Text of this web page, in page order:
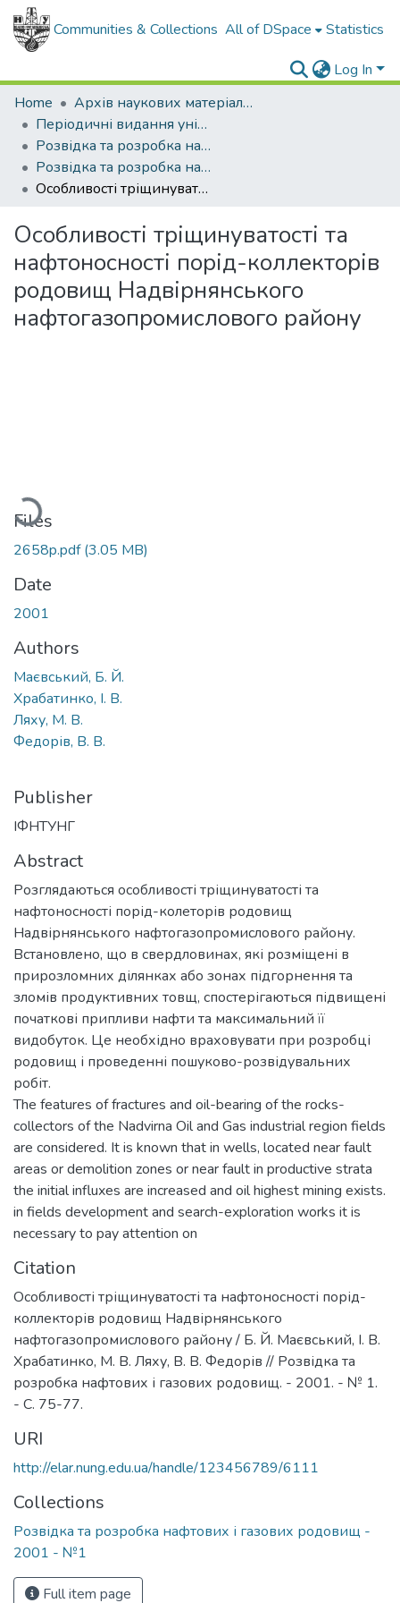
Communities & Collections All of DSpace Statistics
Log In
Home
Архів наукових матеріалів
Періодичні видання університету
Розвідка та розробка нафтових і газових родовищ
Розвідка та розробка нафтових і газових родовищ - 2001 - №1
Особливості тріщинуватості та нафтоносності порід-коллекторів родовищ Надвірнянського нафтогазопромислового району
Особливості тріщинуватості та
нафтоносності порід-коллекторів
родовищ Надвірнянського
нафтогазопромислового району
Loading...
Files
2658p.pdf(3.05 MB)
Date
2001
Authors
Маєвський, Б. Й.
Храбатинко, І. В.
Ляху, М. В.
Федорів, В. В.
Publisher
ІФНТУНГ
Abstract
Розглядаються особливості тріщинуватості та
нафтоносності порід-колеторів родовищ
Надвірнянського нафтогазопромислового району.
Встановлено, що в свердловинах, які розміщені в
прирозломних ділянках або зонах підгорнення та
зломів продуктивних товщ, спостерігаються підвищені
початкові припливи нафти та максимальний її
видобуток. Це необхідно враховувати при розробці
родовищ і проведенні пошуково-розвідувальних
робіт.
The features of fractures and oil-bearing of the rocks-
collectors of the Nadvirna Oil and Gas industrial region fields
are considered. It is known that in wells, located near fault
areas or demolition zones or near fault in productive strata
the initial influxes are increased and oil highest mining exists.
in fields development and search-exploration works it is
necessary to pay attention on
Citation
Особливості тріщинуватості та нафтоносності порід-
коллекторів родовищ Надвірнянського
нафтогазопромислового району / Б. Й. Маєвський, І. В.
Храбатинко, М. В. Ляху, В. В. Федорів // Розвідка та
розробка нафтових і газових родовищ. - 2001. - № 1.
- С. 75-77.
URI
http://elar.nung.edu.ua/handle/123456789/6111
Collections
Розвідка та розробка нафтових і газових родовищ -
2001 - №1
Full item page